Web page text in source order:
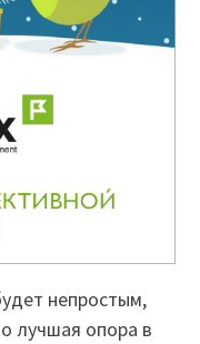
непростым,
лучшая опора в